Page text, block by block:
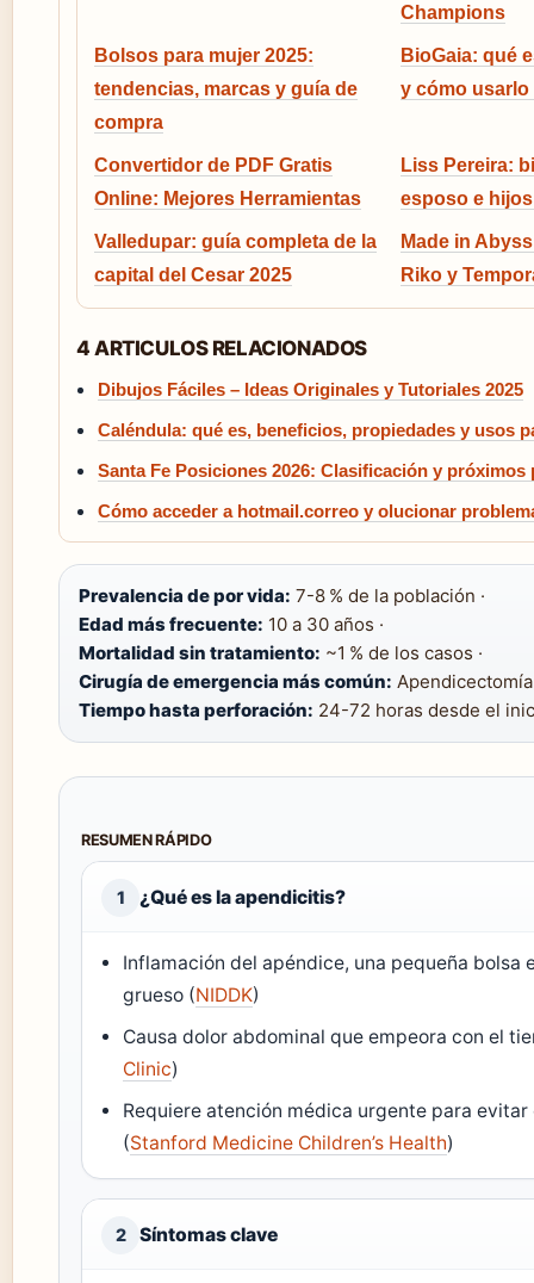
Champions
Bolsos para mujer 2025:
tendencias, marcas y guía de
compra
BioGaia: qué
y cómo usarlo
Convertidor de PDF Gratis
Online: Mejores Herramientas
Liss Pereira:
esposo e
Valledupar: guía completa de la
capital del Cesar 2025
Made in
Riko y
4 ARTICULOS RELACIONADOS
Dibujos Fáciles – Ideas Originales y Tutoriales 2025
Caléndula: qué es, beneficios, propiedades y usos
Santa Fe Posiciones 2026: Clasificación y próximos
Cómo acceder a hotmail.correo y olucionar
Prevalencia de por vida: 7-8 % de la población ·
Edad más frecuente: 10 a 30 años ·
Mortalidad sin tratamiento: ~1 % de los casos ·
Cirugía de emergencia más común: Apendicectomía
Tiempo hasta perforación: 24-72 horas desde el
RESUMEN RÁPIDO
1 ¿Qué es la apendicitis?
Inflamación del apéndice, una pequeña bolsa
grueso (NIDDK)
Causa dolor abdominal que empeora con el
Clinic)
Requiere atención médica urgente para
(Stanford Medicine Children’s Health)
2 Síntomas clave